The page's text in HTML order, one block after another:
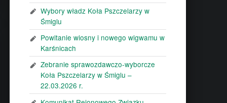
Wybory władz Koła Pszczelarzy w
Śmiglu
Powitanie wiosny i nowego wigwamu w
Karśnicach
Zebranie sprawozdawczo-wyborcze
Koła Pszczelarzy w Śmiglu –
22.03.2026 r.